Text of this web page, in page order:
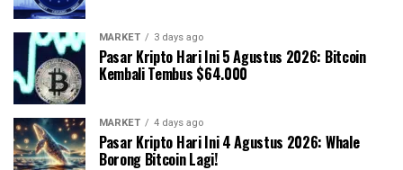
MARKET 3 days ago
Pasar Kripto Hari Ini 5 Agustus 2026: Bitcoin
Kembali Tembus $64.000
MARKET 4 days ago
Pasar Kripto Hari Ini 4 Agustus 2026: Whale
Borong Bitcoin Lagi!